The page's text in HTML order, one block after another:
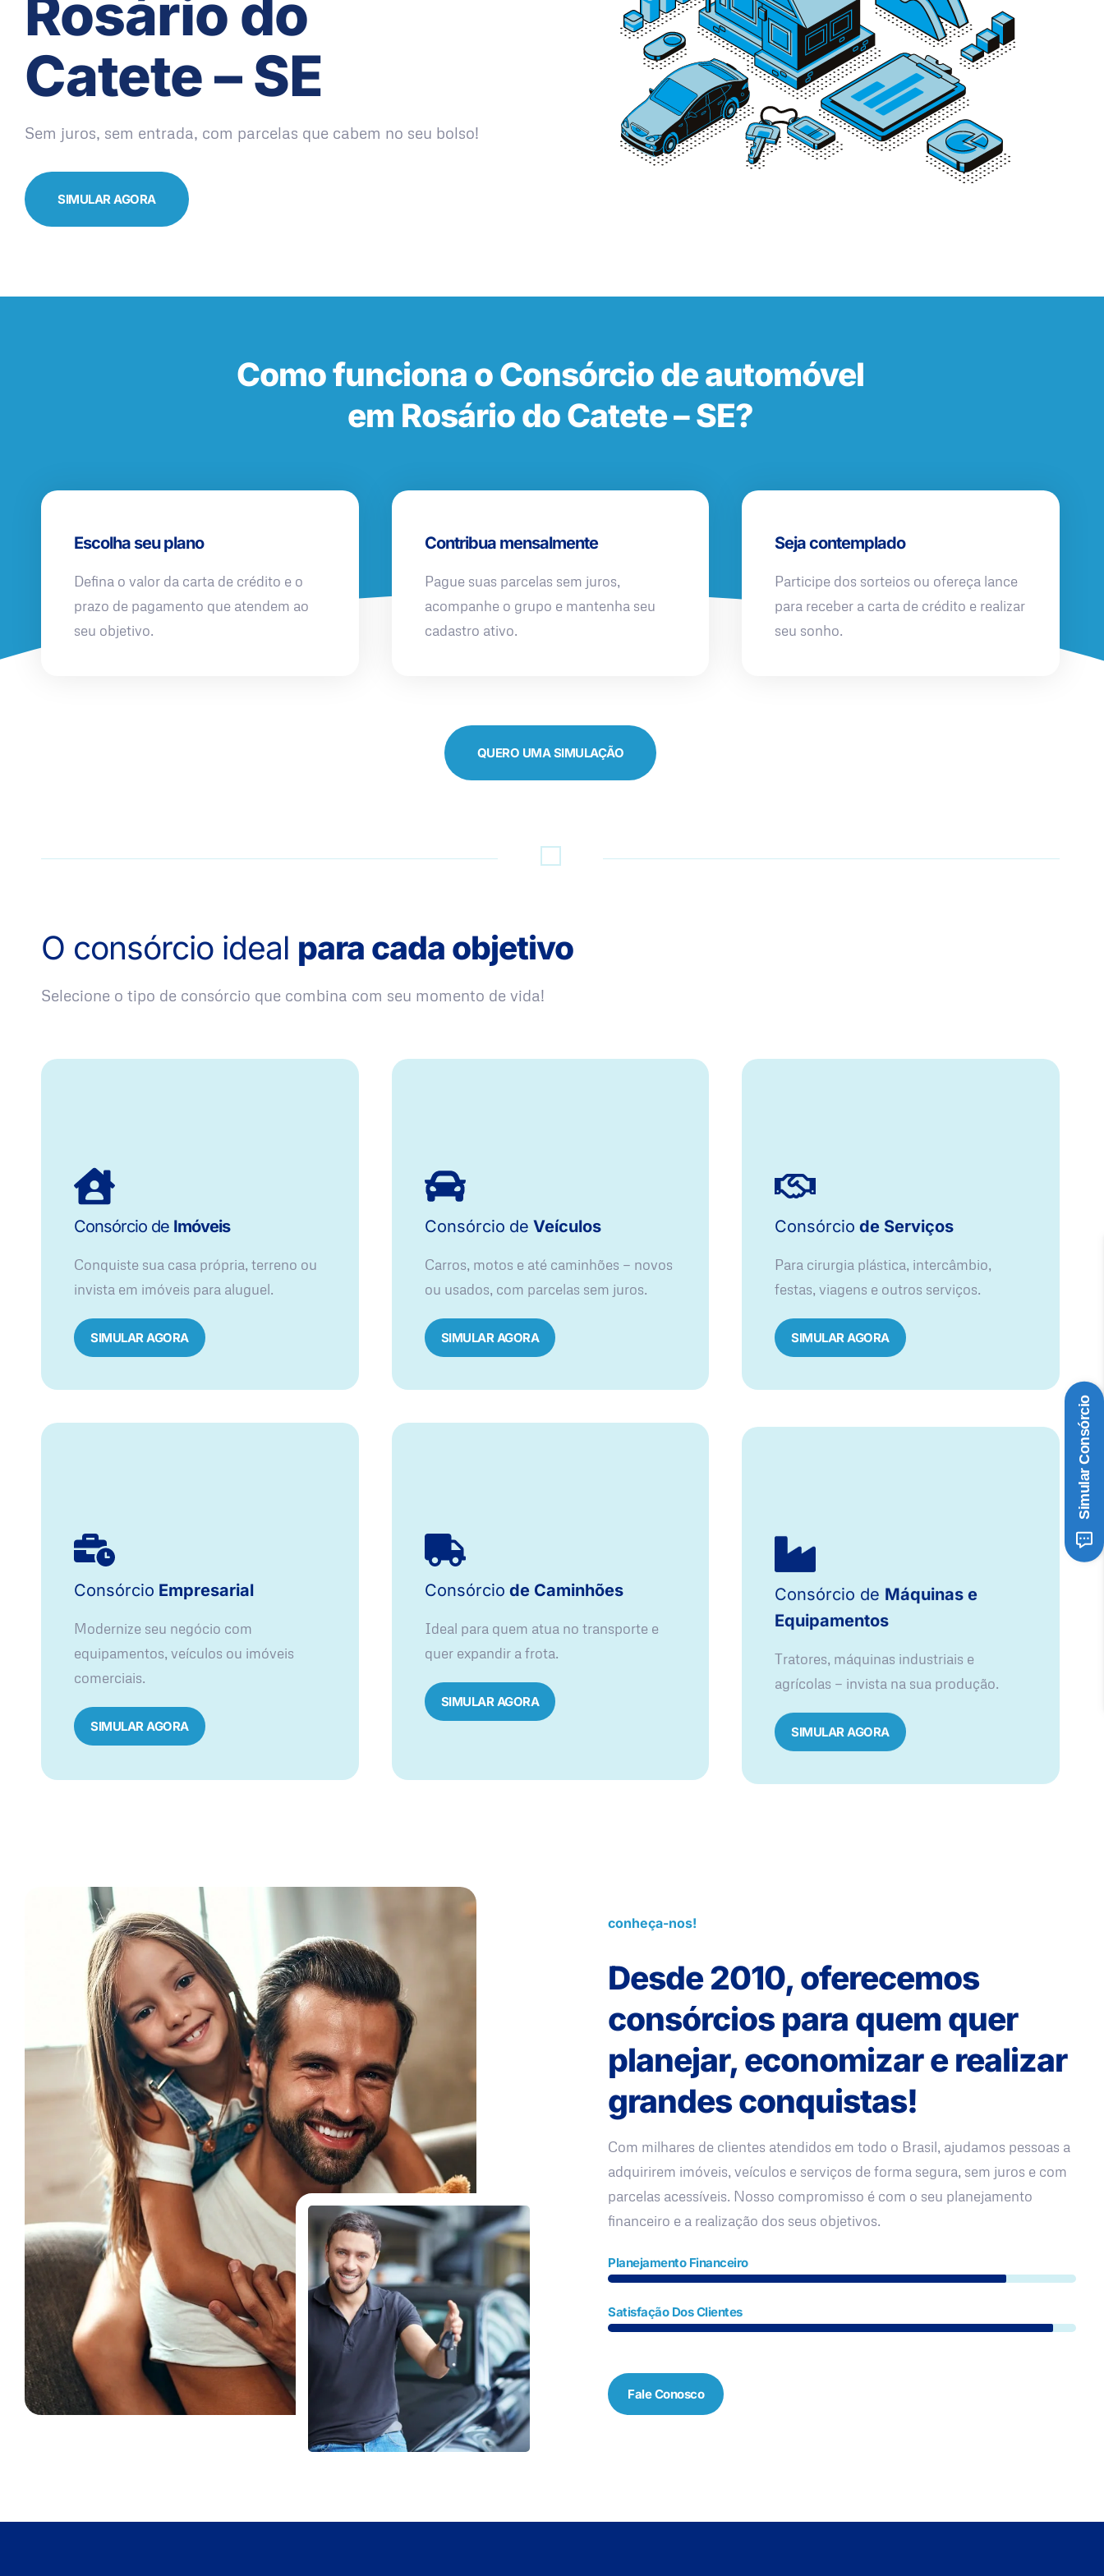
Rosário do
Catete – SE
Sem juros, sem entrada, com parcelas que cabem no seu bolso!
SIMULAR AGORA
Como funciona o Consórcio de automóvel
em Rosário do Catete – SE?
Escolha seu plano
Defina o valor da carta de crédito e o
prazo de pagamento que atendem ao
seu objetivo.
Contribua mensalmente
Pague suas parcelas sem juros,
acompanhe o grupo e mantenha seu
cadastro ativo.
Seja contemplado
Participe dos sorteios ou ofereça lance
para receber a carta de crédito e realizar
seu sonho.
QUERO UMA SIMULAÇÃO
O consórcio ideal para cada objetivo
Selecione o tipo de consórcio que combina com seu momento de vida!
Consórcio de Imóveis
Conquiste sua casa própria, terreno ou
invista em imóveis para aluguel.
SIMULAR AGORA​
Consórcio de Veículos
Carros, motos e até caminhões — novos
ou usados, com parcelas sem juros.
SIMULAR AGORA
Consórcio de Serviços
Para cirurgia plástica, intercâmbio,
festas, viagens e outros serviços.
SIMULAR AGORA
Consórcio Empresarial
Modernize seu negócio com
equipamentos, veículos ou imóveis
comerciais.
SIMULAR AGORA
Consórcio de Caminhões
Ideal para quem atua no transporte e
quer expandir a frota.
SIMULAR AGORA
Consórcio de Máquinas e
Equipamentos
Tratores, máquinas industriais e
agrícolas — invista na sua produção.
SIMULAR AGORA
conheça-nos!
Desde 2010, oferecemos
consórcios para quem quer
planejar, economizar e realizar
grandes conquistas!
Com milhares de clientes atendidos em todo o Brasil, ajudamos pessoas a
adquirirem imóveis, veículos e serviços de forma segura, sem juros e com
parcelas acessíveis. Nosso compromisso é com o seu planejamento
financeiro e a realização dos seus objetivos.
Planejamento Financeiro
Satisfação Dos Clientes
Fale Conosco
Simular Consórcio